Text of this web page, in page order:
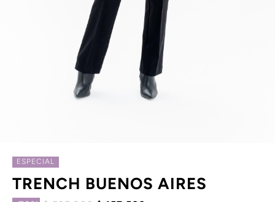
ESPECIAL
TRENCH BUENOS AIRES